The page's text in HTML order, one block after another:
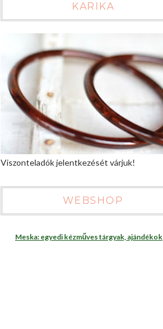
KARIKA
Viszonteladók jelentkezését várjuk!
WEBSHOP
Meska: egyedi kézműves tárgyak, ajándékok